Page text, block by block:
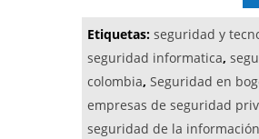
Etiquetas: seguridad y
seguridad informatica,
colombia, Seguridad en
empresas de seguridad
seguridad de la información